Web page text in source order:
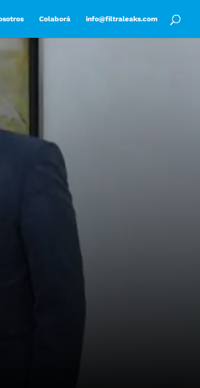
Colaborá info@filtraleaks.com